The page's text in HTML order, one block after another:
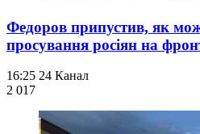
Федоров припустив, як
просування росіян на
16:25 24 Канал
2 017